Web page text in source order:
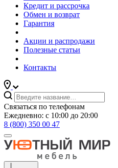
Кредит и рассрочка
Обмен и возврат
Гарантия
Акции и распродажи
Полезные статьи
Контакты
Связаться по телефонам
Ежедневно: с 10:00 до 20:00
8 (800) 350 00 47